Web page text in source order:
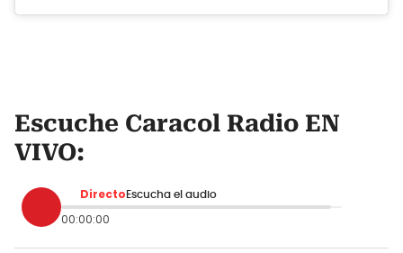
Escuche Caracol Radio EN
VIVO:
Directo Escucha el audio
00:00:00